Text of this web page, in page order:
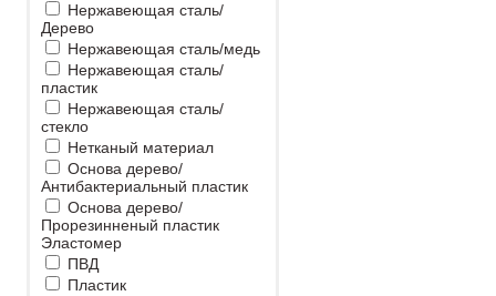
Нержавеющая сталь/
Дерево
Нержавеющая сталь/медь
Нержавеющая сталь/
пластик
Нержавеющая сталь/
стекло
Нетканый материал
Основа дерево/
Антибактериальный пластик
Основа дерево/
Прорезинненый пластик
Эластомер
ПВД
Пластик